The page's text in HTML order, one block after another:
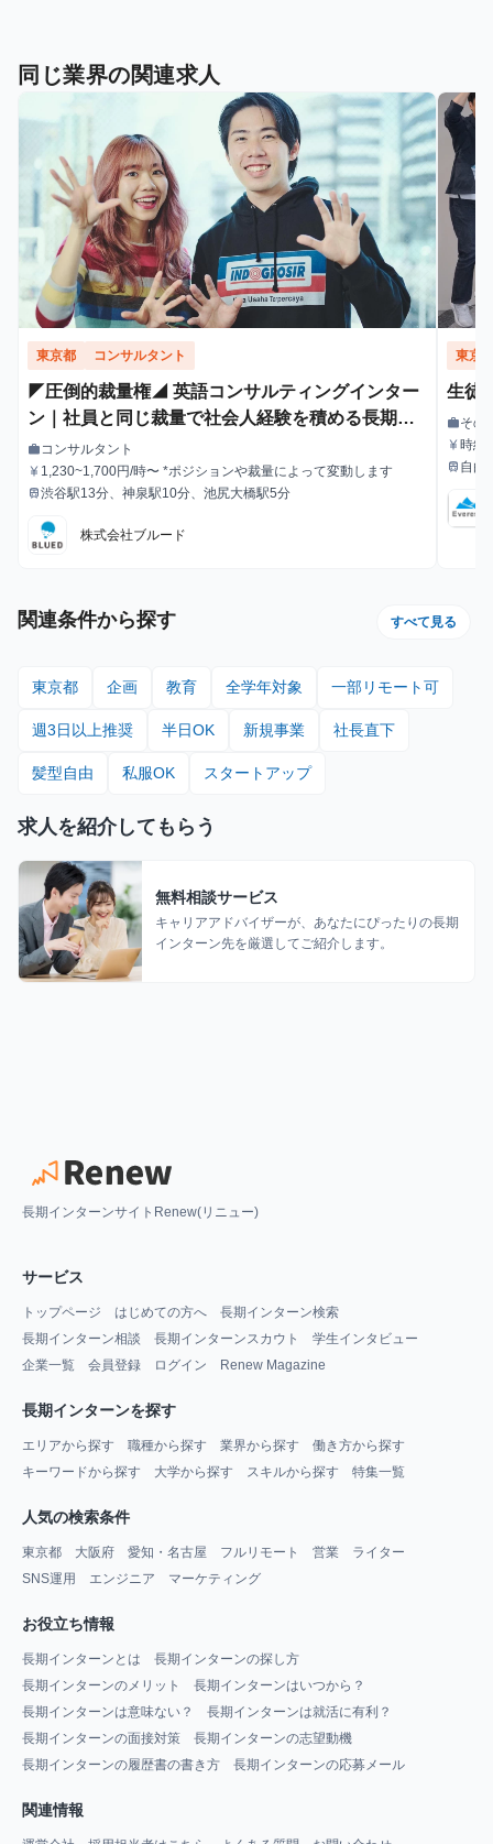
同じ業界の関連求人
東京都 コンサルタント
◤圧倒的裁量権◢ 英語コンサルティングインター
ン｜社員と同じ裁量で社会人経験を積める長期イ
ンターン
職種
work コンサルタント
給与
currency_yen
1,230~1,700円/時〜 *ポジションや裁量によって変動します
最寄駅
train渋谷駅13分、神泉駅10分、池尻大橋駅5分
株式会社ブルード
東京
生徒
職種
workその
給与
currency_yen時給
最寄駅
train 自由
関連条件から探す すべて見る
東京都 企画 教育 全学年対象 一部リモート可
週3日以上推奨 半日OK 新規事業 社長直下
髪型自由 私服OK スタートアップ
求人を紹介してもらう
無料相談サービス
キャリアアドバイザーが、あなたにぴったりの長期
インターン先を厳選してご紹介します。
長期インターンサイトRenew(リニュー)
サービス
トップページ はじめての方へ
長期インターン検索
長期インターン相談
長期インターンスカウト
学生インタビュー
企業一覧
会員登録 ログイン Renew Magazine
長期インターンを探す
エリアから探す 職種から探す 業界から探す
働き方から探す
キーワードから探す
大学から探す スキルから探す 特集一覧
人気の検索条件
東京都 大阪府 愛知・名古屋 フルリモート 営業
ライター
SNS運用
エンジニア マーケティング
お役立ち情報
長期インターンとは
長期インターンの探し方
長期インターンのメリット
長期インターンはいつから？
長期インターンは意味ない？
長期インターンは就活に有利？
長期インターンの面接対策
長期インターンの志望動機
長期インターンの履歴書の書き方
長期インターンの応募メール
関連情報